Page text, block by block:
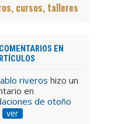
cursos, talleres
EN
riveros hizo un
en
de otoño
ver